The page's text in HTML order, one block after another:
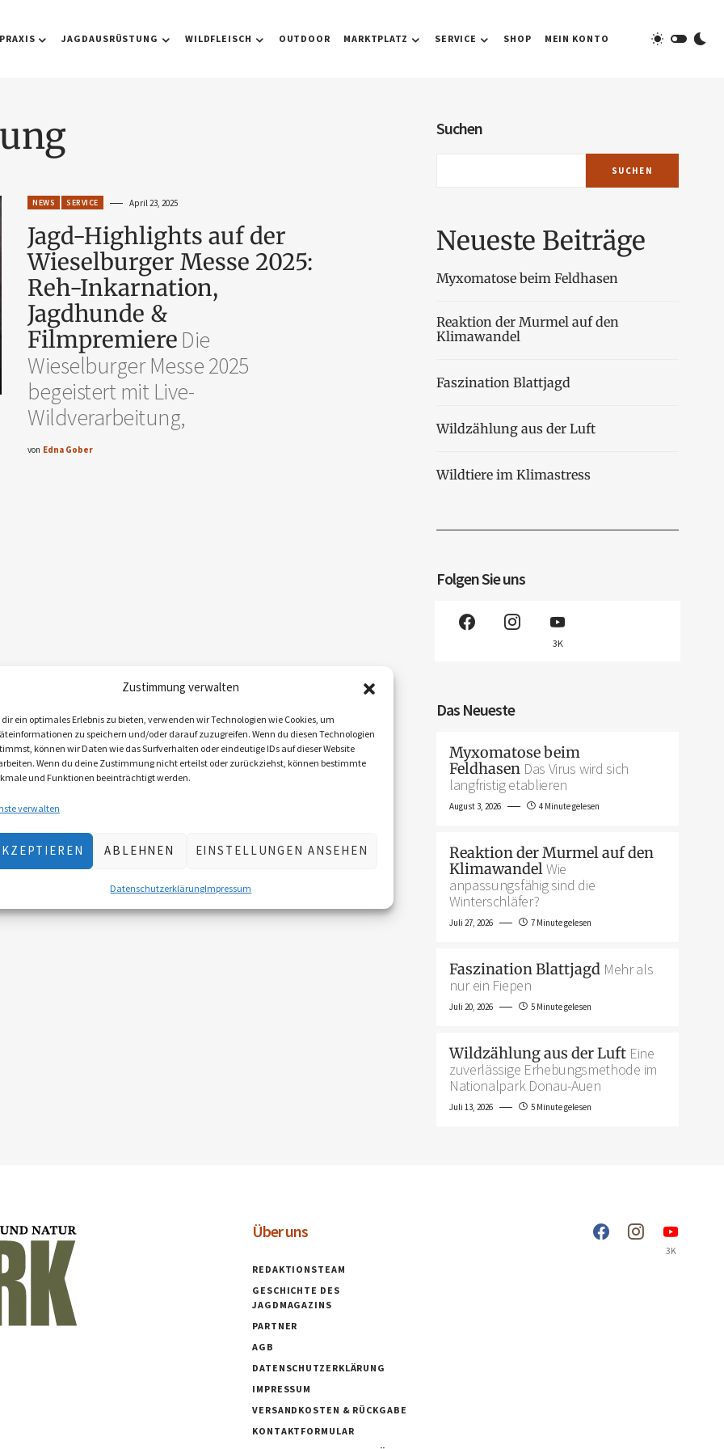
Zustimmung verwalten
ein optimales Erlebnis zu bieten, verwenden wir Technologien wie Cookies, um
zu speichern und/oder darauf zuzugreifen. Wenn du diesen Technologien
können wir Daten wie das Surfverhalten oder eindeutige IDs auf dieser Website
Wenn du deine Zustimmung nicht erteilst oder zurückziehst, können bestimmte
und Funktionen beeinträchtigt werden.
verwalten
ABLEHNEN EINSTELLUNGEN ANSEHEN
DatenschutzerklärungImpressum
JAGDAUSRÜSTUNG WILDFLEISCH OUTDOOR MARKTPLATZ SERVICE SHOP MEIN KONTO
NEWS SERVICE April 23, 2025
Jagd-Highlights auf der
Wieselburger Messe 2025:
Reh-Inkarnation,
Jagdhunde &
FilmpremiereDie
Wieselburger Messe 2025
begeistert mit Live-
Wildverarbeitung,
von Edna Gober
Suchen
SUCHEN
Neueste Beiträge
Myxomatose beim Feldhasen
Reaktion der Murmel auf den
Klimawandel
Faszination Blattjagd
Wildzählung aus der Luft
Wildtiere im Klimastress
Folgen Sie uns
3K
Das Neueste
Myxomatose beim
Feldhasen Das Virus wird sich
langfristig etablieren
August 3, 2026 4 Minute gelesen
Reaktion der Murmel auf den
KlimawandelWie
anpassungsfähig sind die
Winterschläfer?
Juli 27, 2026 7 Minute gelesen
Faszination Blattjagd Mehr als
nur ein Fiepen
Juli 20, 2026 5 Minute gelesen
Wildzählung aus der Luft Eine
zuverlässige Erhebungsmethode im
Nationalpark Donau-Auen
Juli 13, 2026 5 Minute gelesen
Über uns
REDAKTIONSTEAM
GESCHICHTE DES
JAGDMAGAZINS
PARTNER
AGB
DATENSCHUTZERKLÄRUNG
IMPRESSUM
VERSANDKOSTEN & RÜCKGABE
KONTAKTFORMULAR
3K